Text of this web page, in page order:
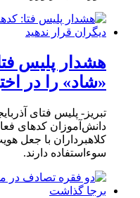
هشدار پلیس
«شاد» را در
تبریز- پلیس فتای
دانش‌آموزان کدهای
کلاهبرداران با جعل
سوءاستفاده دارند.